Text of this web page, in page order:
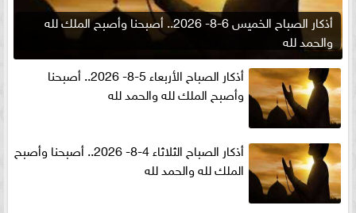
أذكار الصباح الخميس 6-8- 2026.. أصبحنا وأصبح الملك لله
والحمد لله
أذكار الصباح الأربعاء 5-8- 2026.. أصبحنا
وأصبح الملك لله والحمد لله
أذكار الصباح الثلاثاء 4-8- 2026.. أصبحنا وأصبح
الملك لله والحمد لله